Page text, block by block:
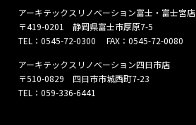
アーキテックスリノベーション富士・富士宮店
〒419-0201 静岡県富士市厚原7-5
TEL： 0545-72-0300 FAX：0545-72-0080
アーキテックスリノベーション四日市店
〒510-0829 四日市市城西町7-23
TEL： 059-336-6441